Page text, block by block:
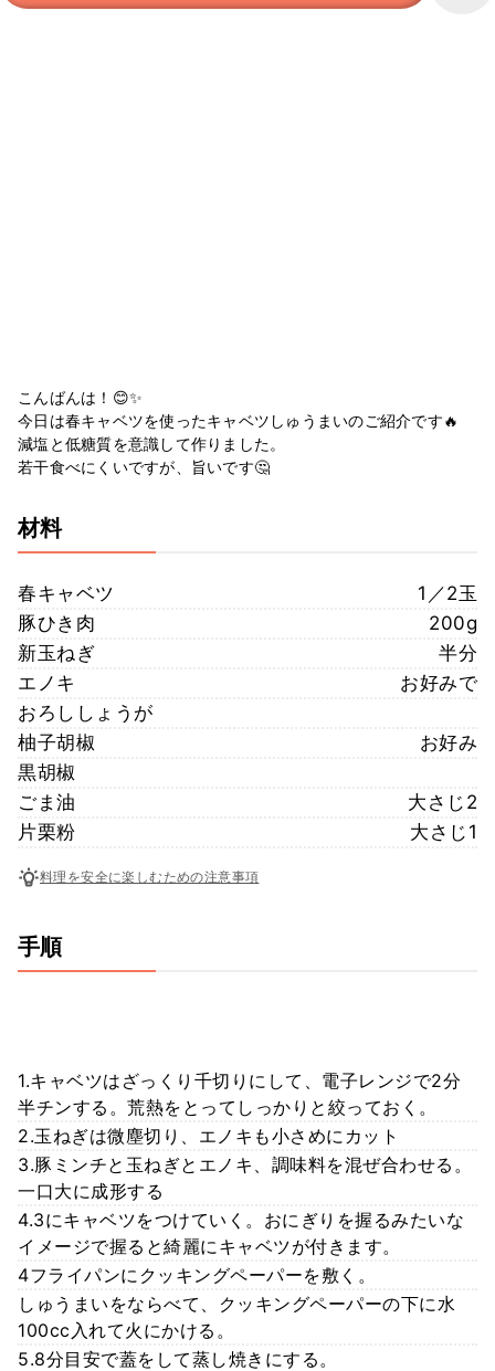
こんばんは！😊✨
今日は春キャベツを使ったキャベツしゅうまいのご紹介です🔥
減塩と低糖質を意識して作りました。
若干食べにくいですが、旨いです🤔
材料
春キャベツ
1／2玉
豚ひき肉
200g
新玉ねぎ
半分
エノキ
お好みで
おろししょうが
柚子胡椒
お好み
黒胡椒
ごま油
大さじ2
片栗粉
大さじ1
料理を安全に楽しむための注意事項
手順
1.キャベツはざっくり千切りにして、電子レンジで2分
半チンする。荒熱をとってしっかりと絞っておく。
2.玉ねぎは微塵切り、エノキも小さめにカット
3.豚ミンチと玉ねぎとエノキ、調味料を混ぜ合わせる。
一口大に成形する
4.3にキャベツをつけていく。おにぎりを握るみたいな
イメージで握ると綺麗にキャベツが付きます。
4フライパンにクッキングペーパーを敷く。
しゅうまいをならべて、クッキングペーパーの下に水
100cc入れて火にかける。
5.8分目安で蓋をして蒸し焼きにする。